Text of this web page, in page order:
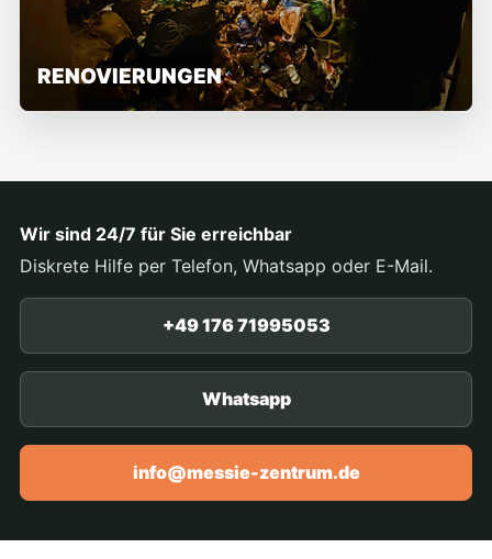
RENOVIERUNGEN
Wir sind 24/7 für Sie erreichbar
Diskrete Hilfe per Telefon, Whatsapp oder E-Mail.
+49 176 71995053
Whatsapp
info@messie-zentrum.de